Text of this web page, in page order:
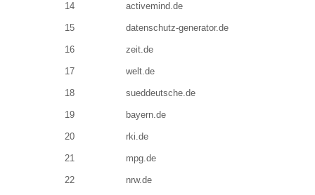
14 activemind.de
15 datenschutz-generator.de
16 zeit.de
17 welt.de
18 sueddeutsche.de
19 bayern.de
20 rki.de
21 mpg.de
22 nrw.de